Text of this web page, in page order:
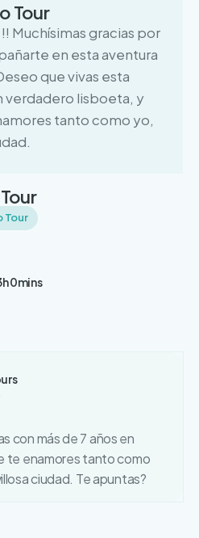
Tour
Muchísimas gracias por
en esta aventura
que vivas esta
verdadero lisboeta, y
tanto como yo,
Tour
0mins
con más de 7 años en
te enamores tanto como
ciudad. Te apuntas?